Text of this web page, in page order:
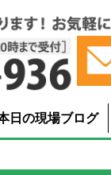
日の現場ブログ